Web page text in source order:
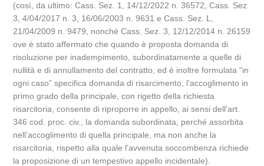
(così, da ultimo: Cass. Sez. 1, 14/12/2022 n. 36572, Cass. Sez.
3, 4/04/2017 n. 3, 16/06/2003 n. 9631 e Cass. Sez. L,
21/04/2009 n. 9479, nonché Cass. Sez. 3, 12/12/2014 n. 26159
ove è stato affermato che quando è proposta domanda di
risoluzione per inadempimento, subordinatamente a quelle di
nullità e di annullamento del contratto, ed è inoltre formulata “in
ogni caso” specifica domanda di risarcimento, l’accoglimento in
primo grado della principale, con rigetto della richiesta
risarcitoria, consente di riproporre in appello, ai sensi dell’art.
346 cod. proc. civ., la domanda subordinata, perché assorbita
nell’accoglimento di quella principale, ma non anche la
risarcitoria, rispetto alla quale l’avvenuta soccombenza richiede
la proposizione di un tempestivo appello incidentale).